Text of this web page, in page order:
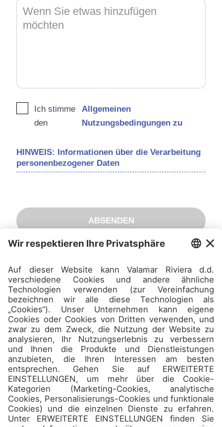
Ich stimme
den
Allgemeinen
Nutzungsbedingungen zu
HINWEIS: Informationen über die Verarbeitung
personenbezogener Daten
ABSENDEN
Camps
Über uns
Kontakt